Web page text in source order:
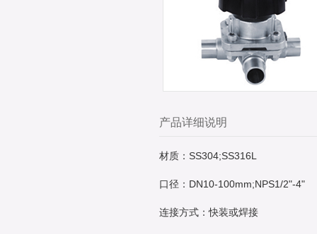
产品详细说明
材质：SS304;SS316L
口径：DN10-100mm;NPS1/2"-4"
连接方式：快装或焊接